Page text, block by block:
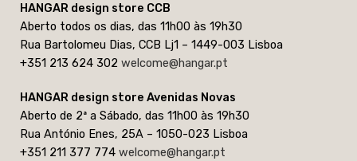
HANGAR design store CCB
Aberto todos os dias, das 11h00 às 19h30
Rua Bartolomeu Dias, CCB Lj1 – 1449-003 Lisboa
+351 213 624 302 welcome@hangar.pt
HANGAR design store Avenidas Novas
Aberto de 2ª a Sábado, das 11h00 às 19h30
Rua António Enes, 25A – 1050-023 Lisboa
+351 211 377 774 welcome@hangar.pt